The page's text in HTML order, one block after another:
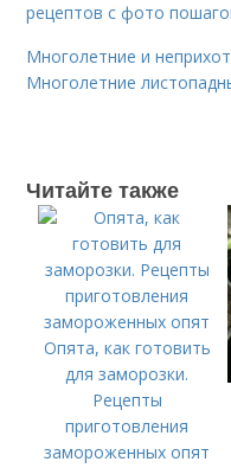
рецептов с фото
Многолетние и
Многолетние
Читайте также
Опята, как готовить
для заморозки.
Рецепты
приготовления
замороженных опят